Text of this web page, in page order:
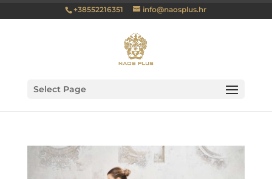
+38552216351 info@naosplus.hr
Select Page